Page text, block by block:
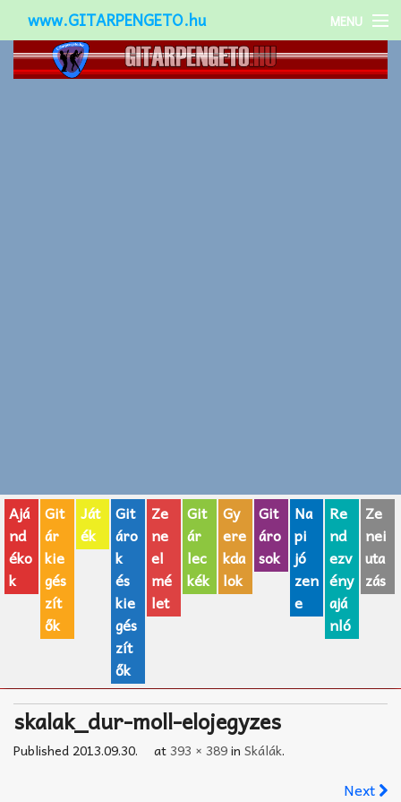
www.GITARPENGETO.hu MENU
Népszerű-
AJÁNDÉK ÖTLETEK
Vicces
GITÁR MÁRKÁK
TOP100 nóta
Zeneiskolák
Ajá
nd
éko
k
Git
ár
kie
gés
zít
ők
Ját
ék
Git
áro
k
és
kie
gés
zít
ők
Ze
ne
el
mé
let
Git
ár
lec
kék
Gy
ere
kda
lok
Git
áro
sok
Na
pi
jó
zen
e
Re
nd
ezv
ény
ajá
nló
Ze
nei
uta
zás
skalak_dur-moll-elojegyzes
Published 2013.09.30. at393 × 389in Skálák.
Next